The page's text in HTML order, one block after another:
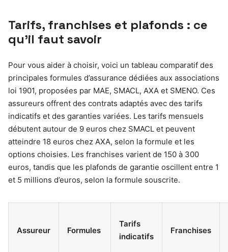
Tarifs, franchises et plafonds : ce
qu’il faut savoir
Pour vous aider à choisir, voici un tableau comparatif des
principales formules d’assurance dédiées aux associations
loi 1901, proposées par MAE, SMACL, AXA et SMENO. Ces
assureurs offrent des contrats adaptés avec des tarifs
indicatifs et des garanties variées. Les tarifs mensuels
débutent autour de 9 euros chez SMACL et peuvent
atteindre 18 euros chez AXA, selon la formule et les
options choisies. Les franchises varient de 150 à 300
euros, tandis que les plafonds de garantie oscillent entre 1
et 5 millions d’euros, selon la formule souscrite.
Assureur Formules
Tarifs
indicatifs
Franchises